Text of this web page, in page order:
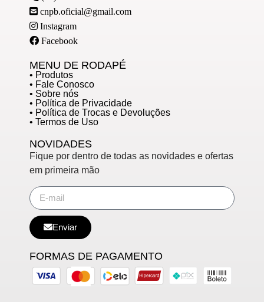
cnpb.oficial@gmail.com
Instagram
Facebook
MENU DE RODAPÉ
• Produtos
• Fale Conosco
• Sobre nós
• Política de Privacidade
• Política de Trocas e Devoluções
• Termos de Uso
NOVIDADES
Fique por dentro de todas as novidades e ofertas
em primeira mão
Enviar
FORMAS DE PAGAMENTO